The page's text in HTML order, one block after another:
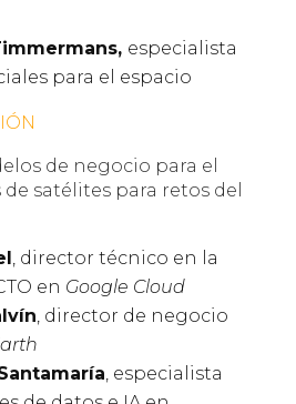
especialista
para el espacio
de negocio para el
satélites para retos del
, director técnico en la
en Google Cloud
, director de negocio
, especialista